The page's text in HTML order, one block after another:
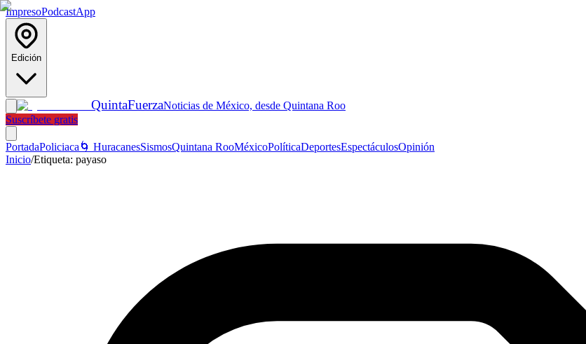
ImpresoPodcastApp
Edición
QuintaFuerzaNoticias de México, desde Quintana Roo
Suscríbete gratis
PortadaPoliciaca 🌀 HuracanesSismosQuintana RooMéxicoPolíticaDeportesEspectáculosOpinión
Inicio/Etiqueta: payaso